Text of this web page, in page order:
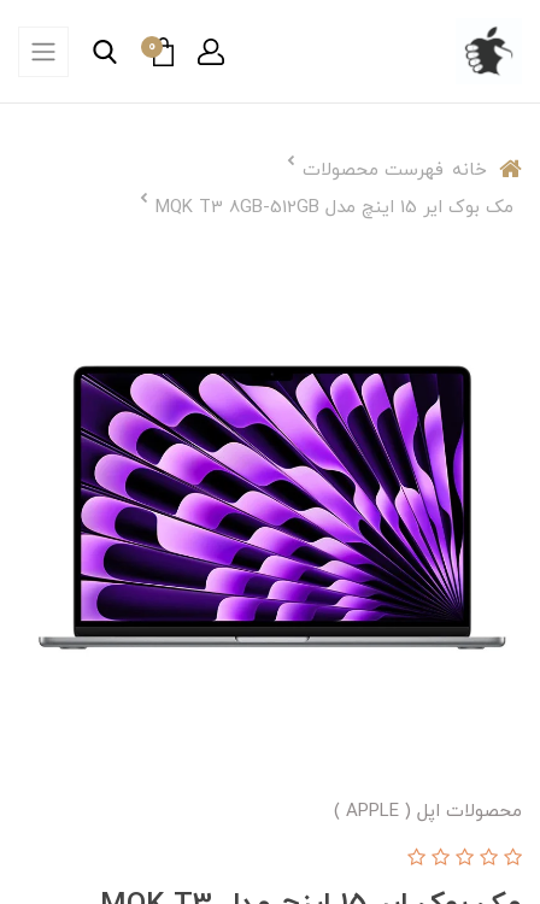
0
خانه فهرست محصولات
مک بوک ایر 15 اینچ مدل MQK T3 8GB-512GB
محصولات اپل ( APPLE )